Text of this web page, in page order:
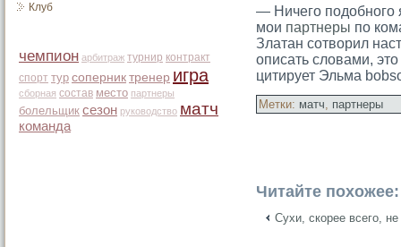
Клуб
чемпион арбитраж турнир контракт
спорт тур соперник тренер игра
сборная состав место партнеры
болельщик сезон руководство матч
команда
— Ничего подобного
мои партнеры по
Златан сотворил
описать словами,
цитирует Эльма
Метки: матч, партнеры
Читайте похожее:
Сухи, скорее всего,